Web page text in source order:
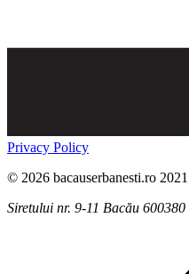
Privacy Policy
© 2026 bacauserbanesti.ro 2021
Siretului nr. 9-11 Bacău 600380